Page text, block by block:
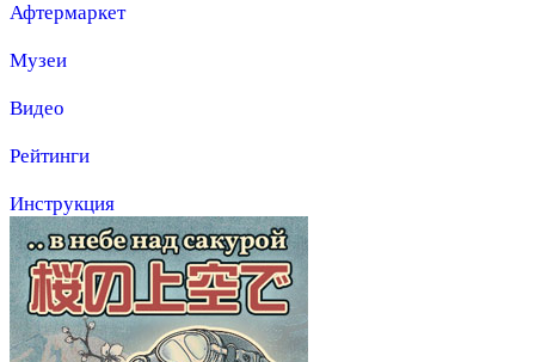
Афтермаркет
Музеи
Видео
Рейтинги
Инструкция